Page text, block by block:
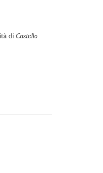
di Castello